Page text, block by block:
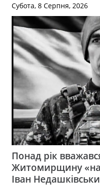
Субота, 8 Серпня, 2026
Понад рік
Житомирщину «на
Іван